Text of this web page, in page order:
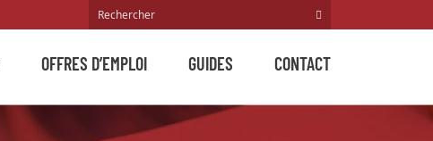
OFFRES D’EMPLOI GUIDES CONTACT